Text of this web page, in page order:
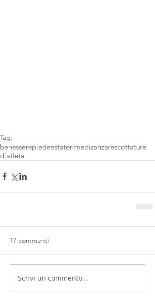
Tag:
benesserepiedeestaterimedizanzarescottature
d'atleta
17 commenti
Scrivi un commento...